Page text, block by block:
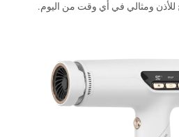
ومثالي في أي وقت من اليوم.